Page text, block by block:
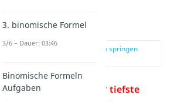
Scheitelpunkt?
zur Stelle im Video springen
DerScheitelpunkt ist dertiefste
3. binomische Formel
3/6 – Dauer: 03:46
Binomische Formeln
Aufgaben